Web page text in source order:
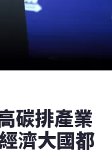
碳排產業
濟大國都